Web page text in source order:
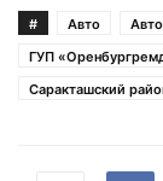
# Авто
ГУП
Саракташский